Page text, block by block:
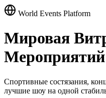
World Events Platform
Мировая
Мероприятий
Спортивные состязания,
лучшие шоу на одной